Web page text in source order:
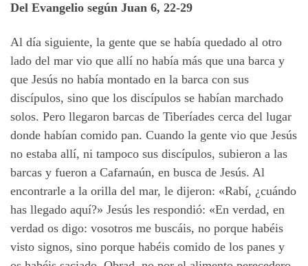
Del Evangelio según Juan 6, 22-29
Al día siguiente, la gente que se había quedado al otro
lado del mar vio que allí no había más que una barca y
que Jesús no había montado en la barca con sus
discípulos, sino que los discípulos se habían marchado
solos. Pero llegaron barcas de Tiberíades cerca del lugar
donde habían comido pan. Cuando la gente vio que Jesús
no estaba allí, ni tampoco sus discípulos, subieron a las
barcas y fueron a Cafarnaún, en busca de Jesús. Al
encontrarle a la orilla del mar, le dijeron: «Rabí, ¿cuándo
has llegado aquí?» Jesús les respondió: «En verdad, en
verdad os digo: vosotros me buscáis, no porque habéis
visto signos, sino porque habéis comido de los panes y